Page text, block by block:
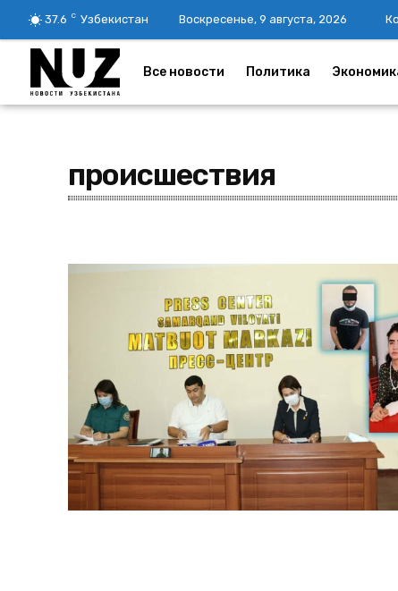
37.6 C Узбекистан Воскресенье, 9 августа, 2026
Все новости Политика
происшествия